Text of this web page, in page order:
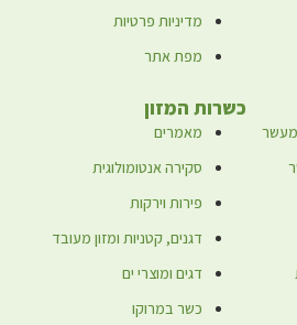
מדיניות פרטיות
מפת אתר
כשרות המזון
מאמרים
סקירה אנטומולוגית
פירות וירקות
דגנים, קטניות ומזון מעובד
דגים ומוצרי ים
כשר במרוקו